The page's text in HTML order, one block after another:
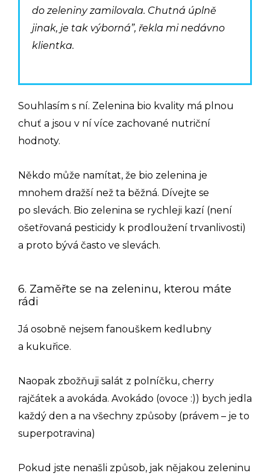
do zeleniny zamilovala. Chutná úplně
jinak, je tak výborná”, řekla mi nedávno
klientka.
Souhlasím s ní. Zelenina bio kvality má plnou
chuť a jsou v ní více zachované nutriční
hodnoty.
Někdo může namítat, že bio zelenina je
mnohem dražší než ta běžná. Dívejte se
po slevách. Bio zelenina se rychleji kazí (není
ošetřovaná pesticidy k prodloužení trvanlivosti)
a proto bývá často ve slevách.
6. Zaměřte se na zeleninu, kterou máte
rádi
Já osobně nejsem fanouškem kedlubny
a kukuřice.
Naopak zbožňuji salát z polníčku, cherry
rajčátek a avokáda. Avokádo (ovoce :)) bych jedla
každý den a na všechny způsoby (právem – je to
superpotravina)
Pokud jste nenašli způsob, jak nějakou zeleninu